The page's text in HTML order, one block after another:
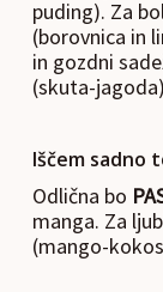
puding). Za
(borovnica in
in gozdni
(skuta-
Iščem sadno
Odlična bo
manga. Za
(mango-